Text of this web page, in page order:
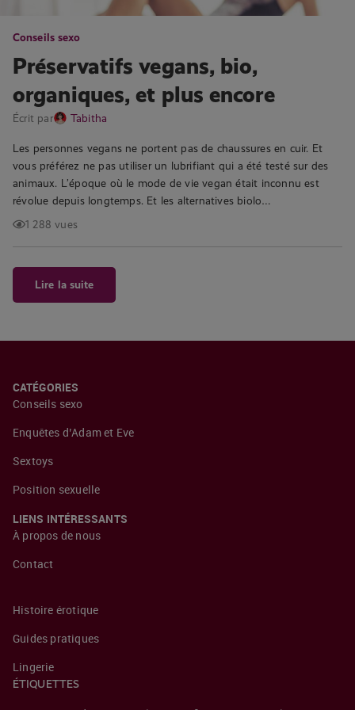
Conseils sexo
Préservatifs vegans, bio,
organiques, et plus encore
Écrit par Tabitha
Les personnes vegans ne portent pas de chaussures en cuir. Et
vous préférez ne pas utiliser un lubrifiant qui a été testé sur des
animaux. L’époque où le mode de vie vegan était inconnu est
révolue depuis longtemps. Et les alternatives biolo…
1 288 vues
Lire la suite
CATÉGORIES
Conseils sexo
Enquêtes d’Adam et Eve
Sextoys
Position sexuelle
LIENS INTÉRESSANTS
À propos de nous
Contact
Histoire érotique
Guides pratiques
Lingerie
ÉTIQUETTES